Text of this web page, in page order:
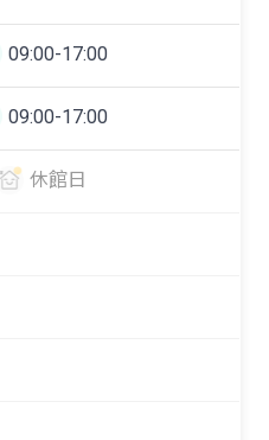
09:00-17:00
09:00-17:00
休館日